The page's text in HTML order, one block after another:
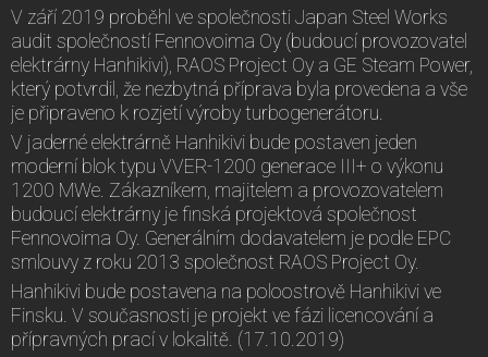
V září 2019 proběhl ve společnosti Japan Steel Works
audit společností Fennovoima Oy (budoucí provozovatel
elektrárny Hanhikivi), RAOS Project Oy a GE Steam Power,
který potvrdil, že nezbytná příprava byla provedena a vše
je připraveno k rozjetí výroby turbogenerátoru.
V jaderné elektrárně Hanhikivi bude postaven jeden
moderní blok typu VVER-1200 generace III+ o výkonu
1200 MWe. Zákazníkem, majitelem a provozovatelem
budoucí elektrárny je finská projektová společnost
Fennovoima Oy. Generálním dodavatelem je podle EPC
smlouvy z roku 2013 společnost RAOS Project Oy.
Hanhikivi bude postavena na poloostrově Hanhikivi ve
Finsku. V současnosti je projekt ve fázi licencování a
přípravných prací v lokalitě. (17.10.2019)